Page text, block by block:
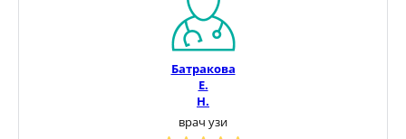
Батракова
Е.
Н.
врач узи